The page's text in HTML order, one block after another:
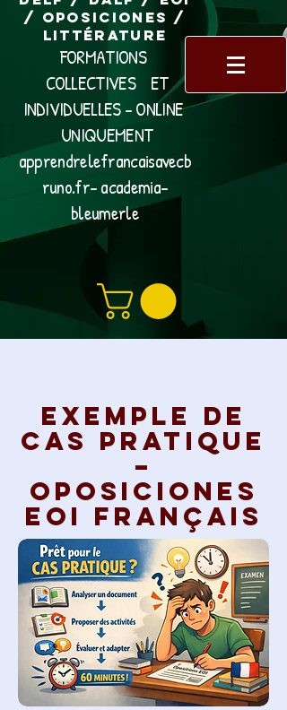
/ Oposiciones /
Littérature
FORMATIONS
COLLECTIVES ET
INDIVIDUELLES - ONLINE
UNIQUEMENT
apprendrelefrancaisavecb
runo.fr- academia-
bleumerle
Exemple de
cas pratique
–
Oposiciones
EOI français